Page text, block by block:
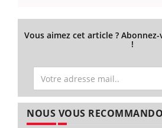
Vous aimez cet article ?
!
NOUS VOUS